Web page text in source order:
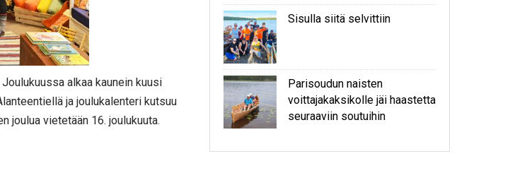
alkaa kaunein kuusi
ja joulukalenteri kutsuu
joulua vietetään 16. joulukuuta.
Sisulla siitä selvittiin
Parisoudun naisten
voittajakaksikolle jäi haastetta
seuraaviin soutuihin